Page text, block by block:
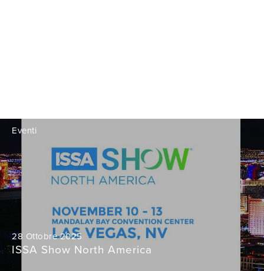
Eventi
28 Ottobre 2025
ISSA Show North America